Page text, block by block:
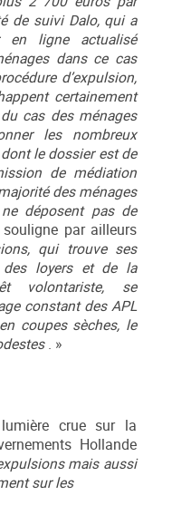
de suivi Dalo, qui a
ligne actualisé
dans ce cas
d’expulsion,
certainement
cas des ménages
les nombreux
le dossier est de
de médiation
des ménages
déposent pas de
par ailleurs
qui trouve ses
des loyers et de la
volontariste, se
constant des APL
coupes sèches, le
. »
crue sur la
Hollande
mais aussi
sur les